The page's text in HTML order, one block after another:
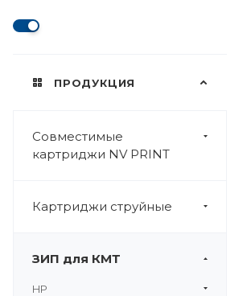
ПРОДУКЦИЯ
Совместимые
картриджи NV PRINT
Картриджи струйные
ЗИП для КМТ
HP